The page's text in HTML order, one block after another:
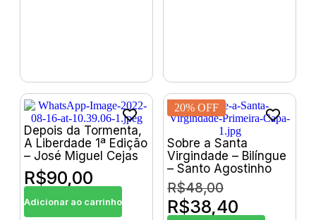
Depois da Tormenta,
A Liberdade 1ª Edição
– José Miguel Cejas
R$90,00
Adicionar ao carrinho
20% OFF
Sobre a Santa
Virgindade – Bilíngue
– Santo Agostinho
R$48,00
R$38,40